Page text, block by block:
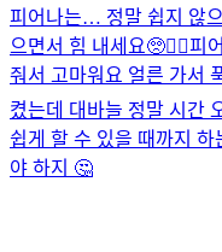
피어나는… 정말 쉽지 않
으면서 힘 내세요🥺❤️‍🔥피
줘서 고마워요 얼른 가서
켰는데 대바늘 정말 시간
쉽게 할 수 있을 때까지
야 하지 🤔